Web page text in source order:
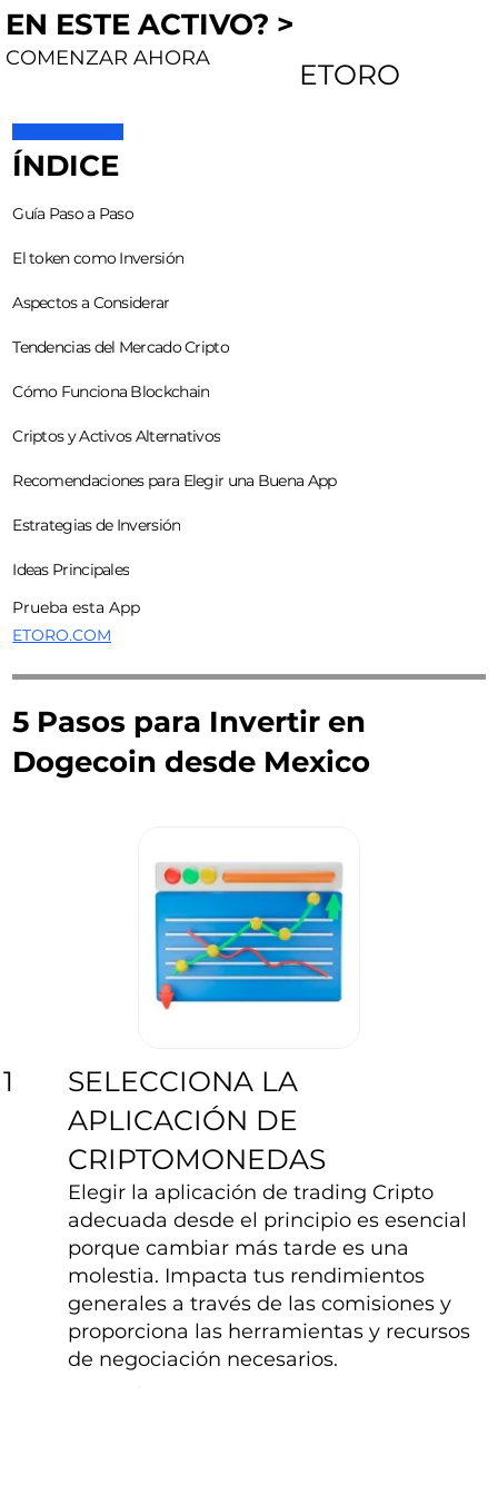
EN ESTE ACTIVO? >
COMENZAR AHORA
ETORO
ÍNDICE
Guía Paso a Paso
El token como Inversión
Aspectos a Considerar
Tendencias del Mercado Cripto
Cómo Funciona Blockchain
Criptos y Activos Alternativos
Recomendaciones para Elegir una Buena App
Estrategias de Inversión
Ideas Principales
Prueba esta App
ETORO.COM
5 Pasos para Invertir en
Dogecoin desde Mexico
1
SELECCIONA LA
APLICACIÓN DE
CRIPTOMONEDAS
Elegir la aplicación de trading Cripto
adecuada desde el principio es esencial
porque cambiar más tarde es una
molestia. Impacta tus rendimientos
generales a través de las comisiones y
proporciona las herramientas y recursos
de negociación necesarios.